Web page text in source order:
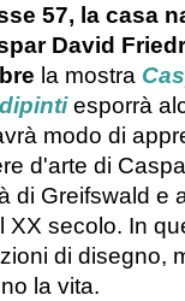
57, la casa
David
la mostra
esporrà
modo di
d'arte di
di Greifswald e
XX secolo. In
di disegno,
la vita.